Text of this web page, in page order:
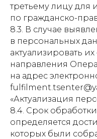
третьему лицу для
по гражданско-
8.3. В случае
в персональных
актуализировать
направления
на адрес
«Актуализация
8.4. Срок
определяется
которых были